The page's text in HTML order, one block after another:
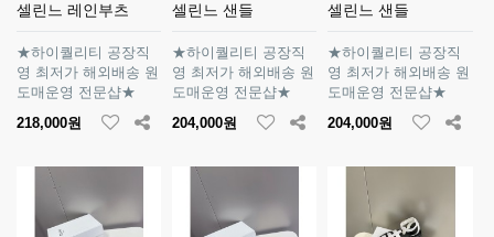
셀린느 레인부츠
★하이퀄리티 공장직
영 최저가 해외배송 원
도매운영 전문샵★
218,000원
셀린느 샌들
★하이퀄리티 공장직
영 최저가 해외배송 원
도매운영 전문샵★
204,000원
셀린느 샌들
★하이퀄리티 공장직
영 최저가 해외배송 원
도매운영 전문샵★
204,000원